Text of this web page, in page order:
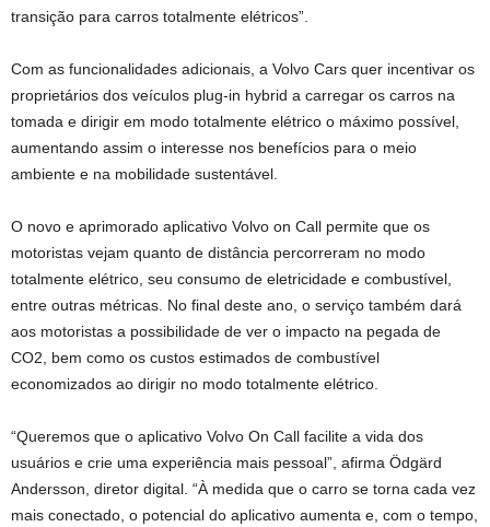
transição para carros totalmente elétricos”.
Com as funcionalidades adicionais, a Volvo Cars quer incentivar os
proprietários dos veículos plug-in hybrid a carregar os carros na
tomada e dirigir em modo totalmente elétrico o máximo possível,
aumentando assim o interesse nos benefícios para o meio
ambiente e na mobilidade sustentável.
O novo e aprimorado aplicativo Volvo on Call permite que os
motoristas vejam quanto de distância percorreram no modo
totalmente elétrico, seu consumo de eletricidade e combustível,
entre outras métricas. No final deste ano, o serviço também dará
aos motoristas a possibilidade de ver o impacto na pegada de
CO2, bem como os custos estimados de combustível
economizados ao dirigir no modo totalmente elétrico.
“Queremos que o aplicativo Volvo On Call facilite a vida dos
usuários e crie uma experiência mais pessoal”, afirma Ödgärd
Andersson, diretor digital. “À medida que o carro se torna cada vez
mais conectado, o potencial do aplicativo aumenta e, com o tempo,